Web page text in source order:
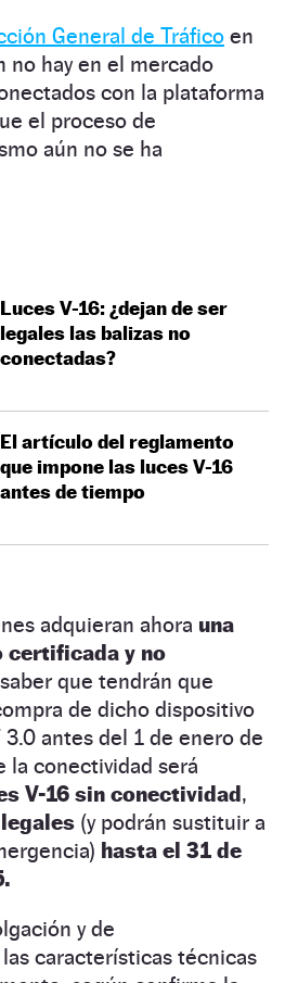
General de Tráfico en
no hay en el mercado
con la plataforma
el proceso de
aún no se ha
Luces V-16: ¿dejan de ser
legales las balizas no
conectadas?
El artículo del reglamento
que impone las luces V-16
antes de tiempo
adquieran ahora una
certificada y no
que tendrán que
de dicho dispositivo
antes del 1 de enero de
la conectividad será
V-16 sin conectividad,
(y podrán sustituir a
hasta el 31 de
y de
características técnicas